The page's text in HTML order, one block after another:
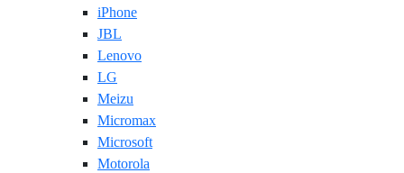
iPhone
JBL
Lenovo
LG
Meizu
Micromax
Microsoft
Motorola